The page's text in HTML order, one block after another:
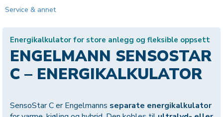
Service & annet
Energikalkulator for store anlegg og fleksible oppsett
ENGELMANN SENSOSTAR
C – ENERGIKALKULATOR
SensoStar C er Engelmanns separate energikalkulator